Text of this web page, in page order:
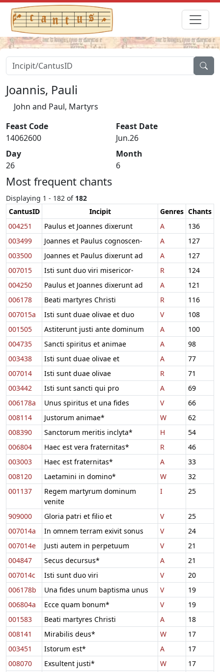
Joannis, Pauli
John and Paul, Martyrs
Feast Code
14062600
Feast Date
Jun.26
Day
26
Month
6
Most frequent chants
Displaying 1 - 182 of 182
CantusID
Incipit Genres Chants
004251
Paulus et Joannes dixerunt A
136
003499
Joannes et Paulus cognoscen- A
127
003500
Joannes et Paulus dixerunt ad A
127
007015
Isti sunt duo viri misericor- R
124
004250
Paulus et Joannes dixerunt ad A
121
006178
Beati martyres Christi R
116
007015a
Isti sunt duae olivae et duo V
108
001505
Astiterunt justi ante dominum A
100
004735
Sancti spiritus et animae A
98
003438
Isti sunt duae olivae et A
77
007014
Isti sunt duae olivae R
71
003442
Isti sunt sancti qui pro A
69
006178a
Unus spiritus et una fides V
66
008114
Justorum animae* W
62
008390
Sanctorum meritis inclyta* H
54
006804
Haec est vera fraternitas* R
46
003003
Haec est fraternitas* A
33
008120
Laetamini in domino* W
32
001137
Regem martyrum dominum
venite
I 25
909000 Gloria patri et filio et V
25
007014a
In omnem terram exivit sonus V
24
007014e
Justi autem in perpetuum V
21
004847
Secus decursus* A
21
007014c
Isti sunt duo viri V
20
006178b
Una fides unum baptisma unus V
19
006804a
Ecce quam bonum* V
19
001583
Beati martyres Christi A
18
008141
Mirabilis deus* W
17
003451
Istorum est* A
17
008070
Exsultent justi* W
17